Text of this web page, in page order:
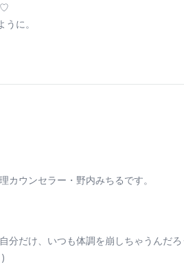
♡
に。
カウンセラー・野内みちるです。
分だけ、いつも体調を崩しちゃうんだ